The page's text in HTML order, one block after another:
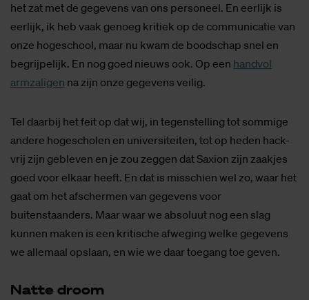
het zat met de gegevens van ons personeel. En eerlijk is
eerlijk, ik heb vaak genoeg kritiek op de communicatie van
onze hogeschool, maar nu kwam de boodschap snel en
begrijpelijk. En nog goed nieuws ook. Op een handvol
armzaligen na zijn onze gegevens veilig.
Tel daarbij het feit op dat wij, in tegenstelling tot sommige
andere hogescholen en universiteiten, tot op heden hack-
vrij zijn gebleven en je zou zeggen dat Saxion zijn zaakjes
goed voor elkaar heeft. En dat is misschien wel zo, waar het
gaat om het afschermen van gegevens voor
buitenstaanders. Maar waar we absoluut nog een slag
kunnen maken is een kritische afweging welke gegevens
we allemaal opslaan, en wie we daar toegang toe geven.
Nat­te droom